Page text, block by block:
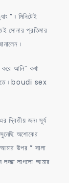
” ৷ মিনিটেই
সোনার প্রতিমার
৷
করে আনি” কথা
৷ boudi sex
দ্বিতীয় জন৷ সূর্য
অশোকের
উপর ” সালা
লজ্জা লাগলো আমার